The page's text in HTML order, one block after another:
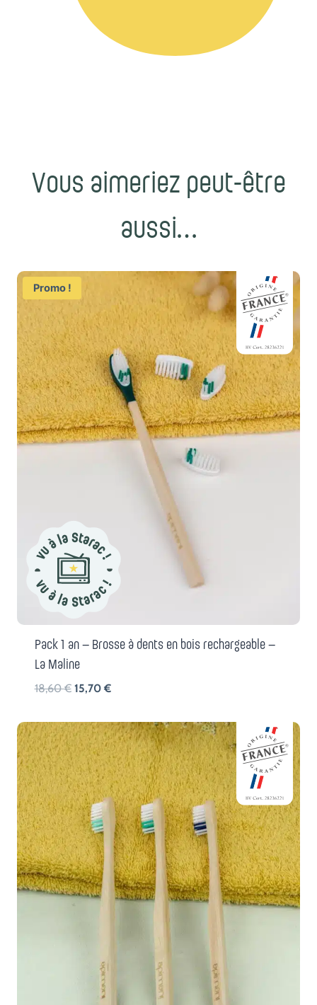
Vous aimeriez peut-être
aussi…
Promo !
Pack 1 an – Brosse à dents en bois rechargeable –
La Maline
18,60€ Le
initial
était :
18,60 €.
15,70 €Le
actuel
est :
15,70 €.